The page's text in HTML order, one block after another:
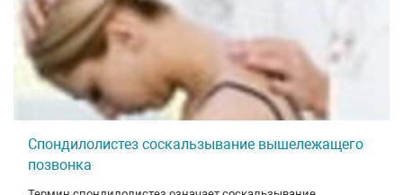
Спондилолистез соскальзывание вышележащего
позвонка